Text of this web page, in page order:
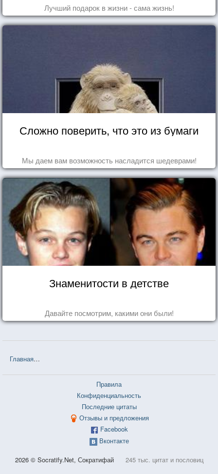
Лучший подарок в жизни - сама жизнь!
Сложно поверить, что это из бумаги
Мы даем вам возможность насладится шедеврами!
Знаменитости в детстве
Давайте посмотрим, какими они были!
Главная
Правила
Конфиденциальность
Последние цитаты
Отзывы и предложения
Facebook
Вконтакте
2026 © Socratify.Net, Сократифай 245 тыс. цитат и пословиц